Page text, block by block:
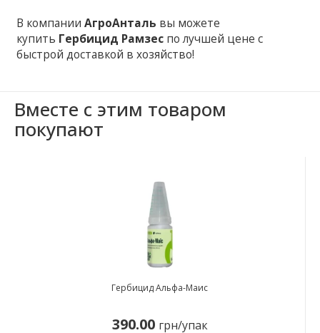
В компанииАгроАнталь вы можете
купить Гербицид Рамзес по лучшей цене с
быстрой доставкой в ​​хозяйство!
Вместе с этим товаром
покупают
Гербицид Альфа-Маис
390.00 грн/упак